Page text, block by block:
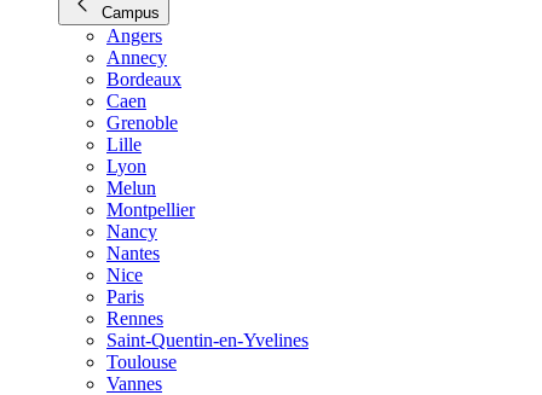
Campus
Angers
Annecy
Bordeaux
Caen
Grenoble
Lille
Lyon
Melun
Montpellier
Nancy
Nantes
Nice
Paris
Rennes
Saint-Quentin-en-Yvelines
Toulouse
Vannes